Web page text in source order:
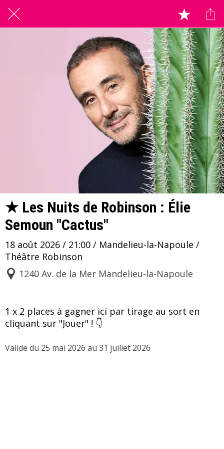
★ Les Nuits de Robinson : Élie
Semoun "Cactus"
18 août 2026 / 21:00 / Mandelieu-la-Napoule /
Théâtre Robinson
1240 Av. de la Mer Mandelieu-la-Napoule
1 x 2 places à gagner ici par tirage au sort en
cliquant sur "Jouer" ! 👇
Valide du 25 mai 2026 au 31 juillet 2026